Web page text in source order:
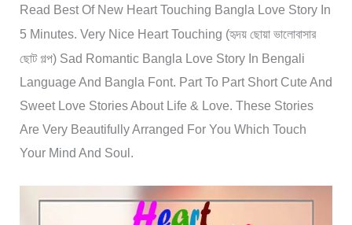
Read Best Of New Heart Touching Bangla Love Story In
5 Minutes. Very Nice Heart Touching (হৃদয় ছোয়া ভালোবাসার
ছোট গল্প) Sad Romantic Bangla Love Story In Bengali
Language And Bangla Font. Part To Part Short Cute And
Sweet Love Stories About Life & Love. These Stories
Are Very Beautifully Arranged For You Which Touch
Your Mind And Soul.